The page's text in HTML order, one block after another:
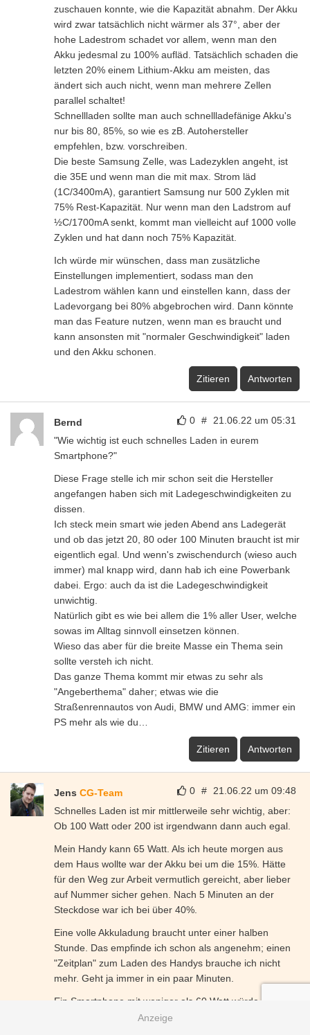
zuschauen konnte, wie die Kapazität abnahm. Der Akku
wird zwar tatsächlich nicht wärmer als 37°, aber der
hohe Ladestrom schadet vor allem, wenn man den
Akku jedesmal zu 100% aufläd. Tatsächlich schaden die
letzten 20% einem Lithium-Akku am meisten, das
ändert sich auch nicht, wenn man mehrere Zellen
parallel schaltet!
Schnellladen sollte man auch schnellladefänige Akku's
nur bis 80, 85%, so wie es zB. Autohersteller
empfehlen, bzw. vorschreiben.
Die beste Samsung Zelle, was Ladezyklen angeht, ist
die 35E und wenn man die mit max. Strom läd
(1C/3400mA), garantiert Samsung nur 500 Zyklen mit
75% Rest-Kapazität. Nur wenn man den Ladstrom auf
½C/1700mA senkt, kommt man vielleicht auf 1000 volle
Zyklen und hat dann noch 75% Kapazität.
Ich würde mir wünschen, dass man zusätzliche
Einstellungen implementiert, sodass man den
Ladestrom wählen kann und einstellen kann, dass der
Ladevorgang bei 80% abgebrochen wird. Dann könnte
man das Feature nutzen, wenn man es braucht und
kann ansonsten mit "normaler Geschwindigkeit" laden
und den Akku schonen.
Zitieren Antworten
0 # 21.06.22 um 05:31
Bernd
"Wie wichtig ist euch schnelles Laden in eurem
Smartphone?"
Diese Frage stelle ich mir schon seit die Hersteller
angefangen haben sich mit Ladegeschwindigkeiten zu
dissen.
Ich steck mein smart wie jeden Abend ans Ladegerät
und ob das jetzt 20, 80 oder 100 Minuten braucht ist mir
eigentlich egal. Und wenn's zwischendurch (wieso auch
immer) mal knapp wird, dann hab ich eine Powerbank
dabei. Ergo: auch da ist die Ladegeschwindigkeit
unwichtig.
Natürlich gibt es wie bei allem die 1% aller User, welche
sowas im Alltag sinnvoll einsetzen können.
Wieso das aber für die breite Masse ein Thema sein
sollte versteh ich nicht.
Das ganze Thema kommt mir etwas zu sehr als
"Angeberthema" daher; etwas wie die
Straßenrennautos von Audi, BMW und AMG: immer ein
PS mehr als wie du…
Zitieren Antworten
0 # 21.06.22 um 09:48
Jens CG-Team
Schnelles Laden ist mir mittlerweile sehr wichtig, aber:
Ob 100 Watt oder 200 ist irgendwann dann auch egal.
Mein Handy kann 65 Watt. Als ich heute morgen aus
dem Haus wollte war der Akku bei um die 15%. Hätte
für den Weg zur Arbeit vermutlich gereicht, aber lieber
auf Nummer sicher gehen. Nach 5 Minuten an der
Steckdose war ich bei über 40%.
Eine volle Akkuladung braucht unter einer halben
Stunde. Das empfinde ich schon als angenehm; einen
"Zeitplan" zum Laden des Handys brauche ich nicht
mehr. Geht ja immer in ein paar Minuten.
Ein Smartphone mit weniger als 60 Watt würde ich mir
nicht mehr zulegen. Ob jetzt aber 100 oder 150 Watt